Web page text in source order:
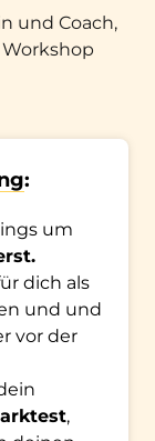
und Coach,
:
dich als
und und
vor der
,